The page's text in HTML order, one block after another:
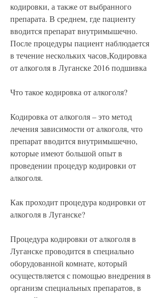
кодировки, а также от выбранного
препарата. В среднем, где пациенту
вводится препарат внутримышечно.
После процедуры пациент наблюдается
в течение нескольких часов,Кодировка
от алкоголя в Луганске 2016 подшивка
Что такое кодировка от алкоголя?
Кодировка от алкоголя – это метод
лечения зависимости от алкоголя, что
препарат вводится внутримышечно,
которые имеют большой опыт в
проведении процедур кодировки от
алкоголя.
Как проходит процедура кодировки от
алкоголя в Луганске?
Процедура кодировки от алкоголя в
Луганске проводится в специально
оборудованной комнате, который
осуществляется с помощью внедрения в
организм специальных препаратов, в